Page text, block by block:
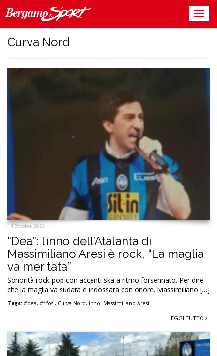
Curva Nord
14 Ottobre 2025
“Dea”: l’inno dell’Atalanta di
Massimiliano Aresi è rock, “La maglia
va meritata”
Sonorità rock-pop con accenti ska a ritmo forsennato. Per dire
che la maglia va sudata e indossata con onore. Massimiliano […]
Tags: #dea, #tifosi, Curva Nord, inno, Massimiliano Aresi
LEGGI TUTTO